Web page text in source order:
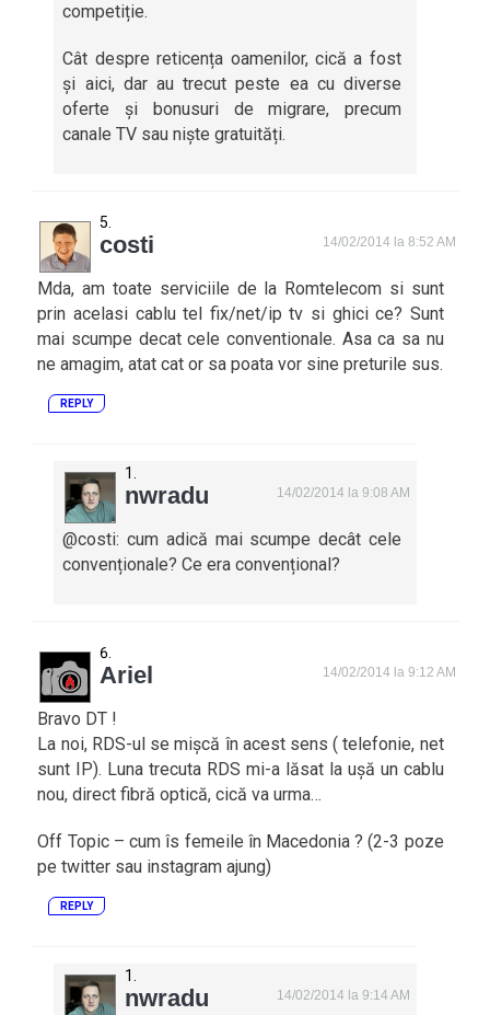
competiție.
Cât despre reticența oamenilor, cică a fost
și aici, dar au trecut peste ea cu diverse
oferte și bonusuri de migrare, precum
canale TV sau niște gratuități.
costi 14/02/2014 la 8:52 AM
Mda, am toate serviciile de la Romtelecom si sunt
prin acelasi cablu tel fix/net/ip tv si ghici ce? Sunt
mai scumpe decat cele conventionale. Asa ca sa nu
ne amagim, atat cat or sa poata vor sine preturile sus.
REPLY
nwradu 14/02/2014 la 9:08 AM
@costi: cum adică mai scumpe decât cele
convenționale? Ce era convențional?
Ariel 14/02/2014 la 9:12 AM
Bravo DT !
La noi, RDS-ul se mișcă în acest sens ( telefonie, net
sunt IP). Luna trecuta RDS mi-a lăsat la ușă un cablu
nou, direct fibră optică, cică va urma…
Off Topic – cum îs femeile în Macedonia ? (2-3 poze
pe twitter sau instagram ajung)
REPLY
nwradu 14/02/2014 la 9:14 AM